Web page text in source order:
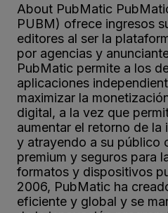
About PubMatic
PUBM) ofrece ingresos
editores al ser la
por agencias y
PubMatic permite a los
aplicaciones
maximizar la
digital, a la vez que
aumentar el retorno de la
y atrayendo a su público
premium y seguros para
formatos y dispositivos
2006, PubMatic ha
eficiente y global y se